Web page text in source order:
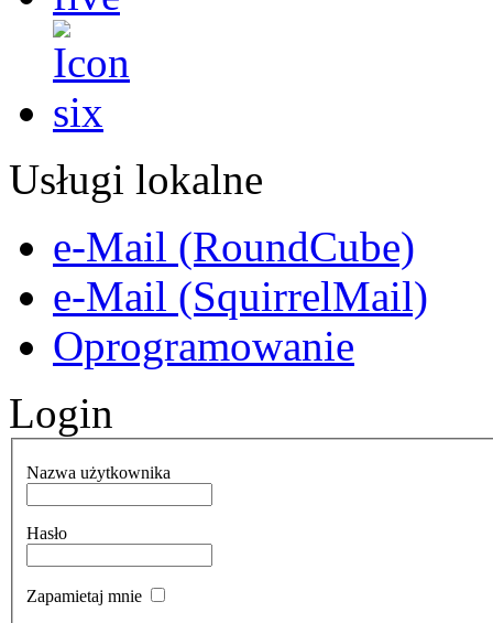
Usługi lokalne
e-Mail (RoundCube)
e-Mail (SquirrelMail)
Oprogramowanie
Login
Nazwa użytkownika
Hasło
Zapamietaj mnie